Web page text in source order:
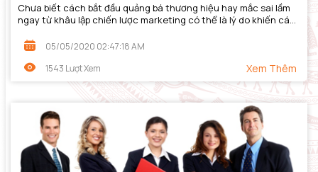
Chưa biết cách bắt đầu quảng bá thương hiệu hay mắc sai lầm
ngay từ khâu lập chiến lược marketing có thể là lý do khiến các
05/05/2020 02:47:18 AM
1543 Lượt Xem
Xem Thêm